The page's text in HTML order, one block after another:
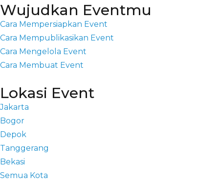
Wujudkan Eventmu
Cara Mempersiapkan Event
Cara Mempublikasikan Event
Cara Mengelola Event
Cara Membuat Event
Lokasi Event
Jakarta
Bogor
Depok
Tanggerang
Bekasi
Semua Kota